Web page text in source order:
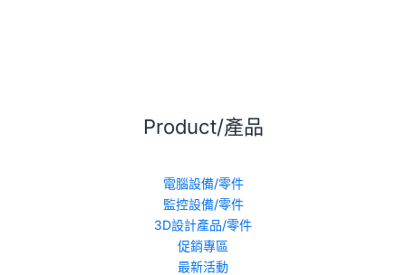
Product/產品
電腦設備/零件
監控設備/零件
3D設計產品/零件
促銷專區
最新活動